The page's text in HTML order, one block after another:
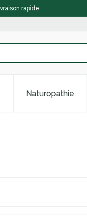
rapide
alimentation &
la catégorie
le sous-menu pour la
Naturopathie
Afficher